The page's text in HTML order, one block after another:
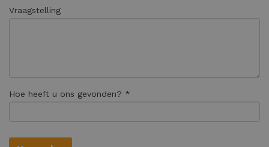
Vraagstelling
Hoe heeft u ons gevonden? *